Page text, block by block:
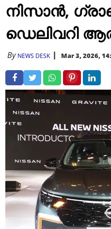
നിസാന്‍,
ഡെലിവറി
By NEWS DESK Mar 3, 2026,